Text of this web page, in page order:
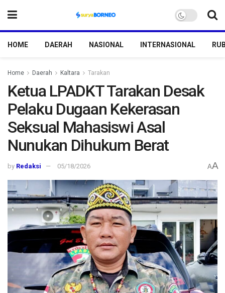
HOME DAERAH NASIONAL INTERNASIONAL
Home Daerah Kaltara Tarakan
Ketua LPADKT Tarakan Desak
Pelaku Dugaan Kekerasan
Seksual Mahasiswi Asal
Nunukan Dihukum Berat
by Redaksi 05/18/2026 AA